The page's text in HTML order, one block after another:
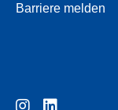
Barriere melden